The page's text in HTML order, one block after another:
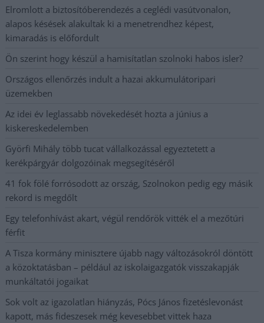
Elromlott a biztosítóberendezés a ceglédi vasútvonalon,
alapos késések alakultak ki a menetrendhez képest,
kimaradás is előfordult
Ön szerint hogy készül a hamisítatlan szolnoki habos isler?
Országos ellenőrzés indult a hazai akkumulátoripari
üzemekben
Az idei év leglassabb növekedését hozta a június a
kiskereskedelemben
Györfi Mihály több tucat vállalkozással egyeztetett a
kerékpárgyár dolgozóinak megsegítéséről
41 fok fölé forrósodott az ország, Szolnokon pedig egy másik
rekord is megdőlt
Egy telefonhívást akart, végül rendőrök vitték el a mezőtúri
férfit
A Tisza kormány minisztere újabb nagy változásokról döntött
a közoktatásban – például az iskolaigazgatók visszakapják
munkáltatói jogaikat
Sok volt az igazolatlan hiányzás, Pócs János fizetéslevonást
kapott, más fideszesek még kevesebbet vittek haza